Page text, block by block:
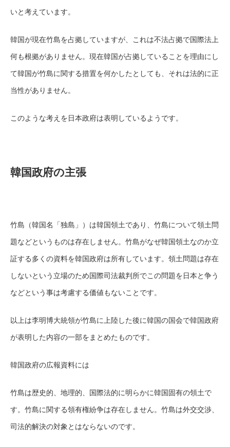
いと考えています。
韓国が現在竹島を占拠していますが、これは不法占拠で国際法上
何も根拠がありません。現在韓国が占拠していることを理由にし
て韓国が竹島に関する措置を何かしたとしても、それは法的に正
当性がありません。
このような考えを日本政府は表明しているようです。
韓国政府の主張
竹島（韓国名「独島」）は韓国領土であり、竹島について領土問
題などというものは存在しません。竹島がなぜ韓国領土なのか立
証する多くの資料を韓国政府は所有しています。領土問題は存在
しないという立場のため国際司法裁判所でこの問題を日本と争う
などという事は考慮する価値もないことです。
以上は李明博大統領が竹島に上陸した後に韓国の国会で韓国政府
が表明した内容の一部をまとめたものです。
韓国政府の広報資料には
竹島は歴史的、地理的、国際法的に明らかに韓国固有の領土で
す。竹島に関する領有権紛争は存在しません。竹島は外交交渉、
司法的解決の対象とはならないのです。